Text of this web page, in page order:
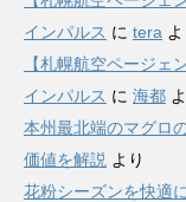
インパルス に tera よ
【札幌航空ページェ
インパルス に 海都
本州最北端のマグロ
価値を解説 より
花粉シーズンを快適